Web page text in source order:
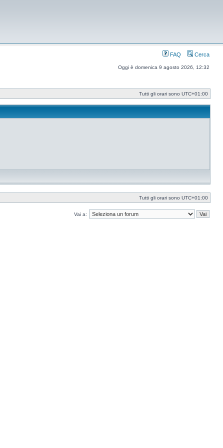
FAQ Cerca
Oggi è domenica 9 agosto 2026, 12:32
Tutti gli orari sono UTC+01:00
Tutti gli orari sono UTC+01:00
Vai a: